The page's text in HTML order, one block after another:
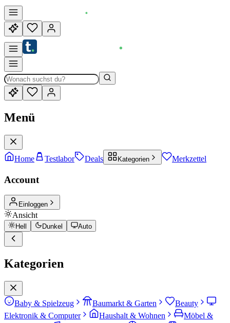
Menü
Home Testlabor Deals Kategorien Merkzettel
Account
Einloggen
Ansicht
Hell Dunkel Auto
Kategorien
Baby & Spielzeug Baumarkt & Garten
Beauty
Elektronik & Computer
Haushalt & Wohnen
Möbel &